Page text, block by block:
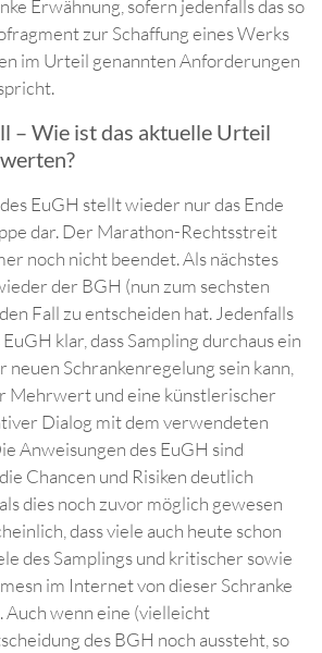
Erwähnung, sofern jedenfalls das so
zur Schaffung eines Werks
im Urteil genannten Anforderungen
– Wie ist das aktuelle Urteil
EuGH stellt wieder nur das Ende
dar. Der Marathon-Rechtsstreit
noch nicht beendet. Als nächstes
der BGH (nun zum sechsten
Fall zu entscheiden hat. Jedenfalls
klar, dass Sampling durchaus ein
Schrankenregelung sein kann,
Mehrwert und eine künstlerischer
Dialog mit dem verwendeten
Anweisungen des EuGH sind
Chancen und Risiken deutlich
dies noch zuvor möglich gewesen
dass viele auch heute schon
des Samplings und kritischer sowie
im Internet von dieser Schranke
Auch wenn eine (vielleicht
des BGH noch aussteht, so